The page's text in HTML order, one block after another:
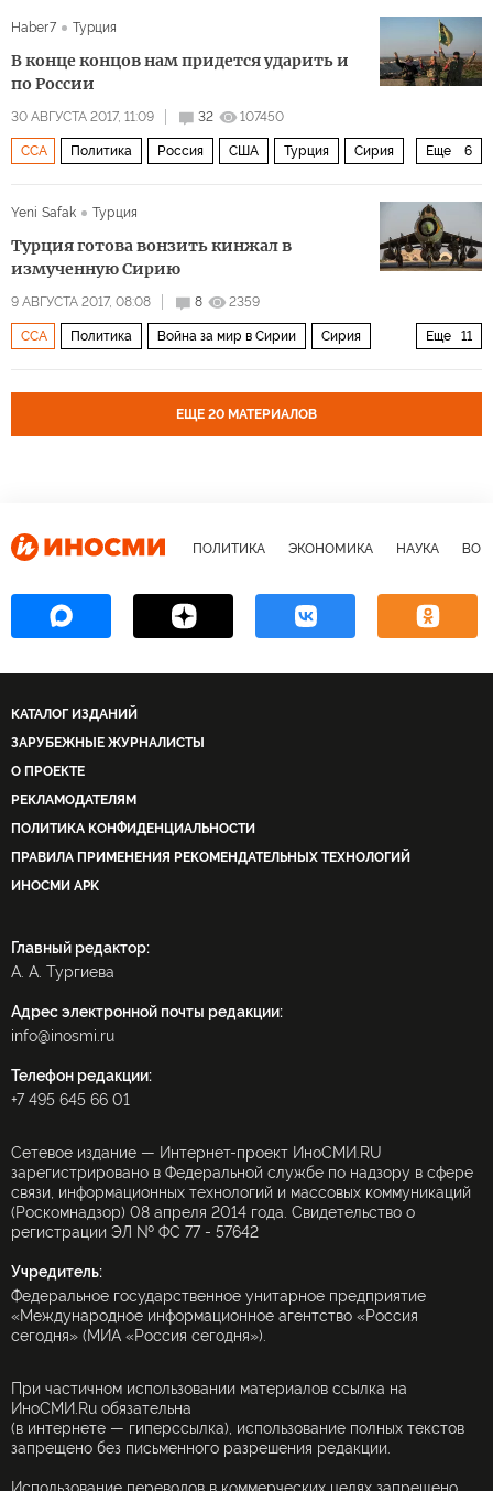
Ближний Восток
ЦРУ Пентагон
Партия «Демократический союз» (PYD)
Демократические силы Сирии» (SDG) Тахрир Аш-Шам
Турецкий поток Северный поток — 2
вирус Коксаки
Haber7 Турция
В конце концов нам придется ударить и
по России
30 АВГУСТА 2017, 11:09 32 107450
Еще 6
ССА Политика Россия США Турция Сирия
Yeni Safak Турция
Турция готова вонзить кинжал в
измученную Сирию
9 АВГУСТА 2017, 08:08 8 2359
Еще 11
ССА Политика Война за мир в Сирии Сирия
Рабочая партия Курдистана (РПК)
ЕЩЕ 20 МАТЕРИАЛОВ
ПОЛИТИКА ЭКОНОМИКА НАУКА
КАТАЛОГ ИЗДАНИЙ
ЗАРУБЕЖНЫЕ ЖУРНАЛИСТЫ
О ПРОЕКТЕ
РЕКЛАМОДАТЕЛЯМ
ПОЛИТИКА КОНФИДЕНЦИАЛЬНОСТИ
ПРАВИЛА ПРИМЕНЕНИЯ РЕКОМЕНДАТЕЛЬНЫХ ТЕХНОЛОГИЙ
ИНОСМИ APK
Главный редактор:
А. А. Тургиева
Адрес электронной почты редакции:
info@inosmi.ru
Телефон редакции:
+7 495 645 66 01
Сетевое издание — Интернет-проект ИноСМИ.RU
зарегистрировано в Федеральной службе по надзору в сфере
связи, информационных технологий и массовых коммуникаций
(Роскомнадзор) 08 апреля 2014 года. Свидетельство о
регистрации ЭЛ № ФС 77 - 57642
Учредитель:
Федеральное государственное унитарное предприятие
«Международное информационное агентство «Россия
сегодня» (МИА «Россия сегодня»).
При частичном использовании материалов ссылка на
ИноСМИ.Ru обязательна
(в интернете — гиперссылка), использование полных текстов
запрещено без письменного разрешения редакции.